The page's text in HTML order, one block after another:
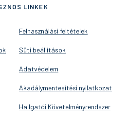
LINKEK
Felhasználási feltételek
Süti beállítások
Adatvédelem
Akadálymentesítési nyilatkozat
Hallgatói Követelményrendszer